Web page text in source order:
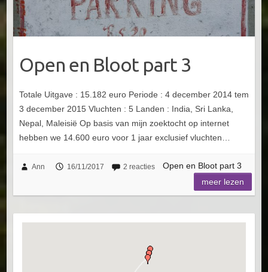
Open en Bloot part 3
Totale Uitgave : 15.182 euro Periode : 4 december 2014 tem
3 december 2015 Vluchten : 5 Landen : India, Sri Lanka,
Nepal, Maleisië Op basis van mijn zoektocht op internet
hebben we 14.600 euro voor 1 jaar exclusief vluchten…
Ann 16/11/2017 2 reacties
Open en Bloot part 3
meer lezen